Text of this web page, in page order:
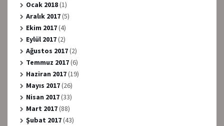
Ocak 2018(1)
Aralık 2017(5)
Ekim 2017(4)
Eylül 2017(2)
Ağustos 2017(2)
Temmuz 2017(6)
Haziran 2017(19)
Mayıs 2017(26)
Nisan 2017(33)
Mart 2017(88)
Şubat 2017(43)